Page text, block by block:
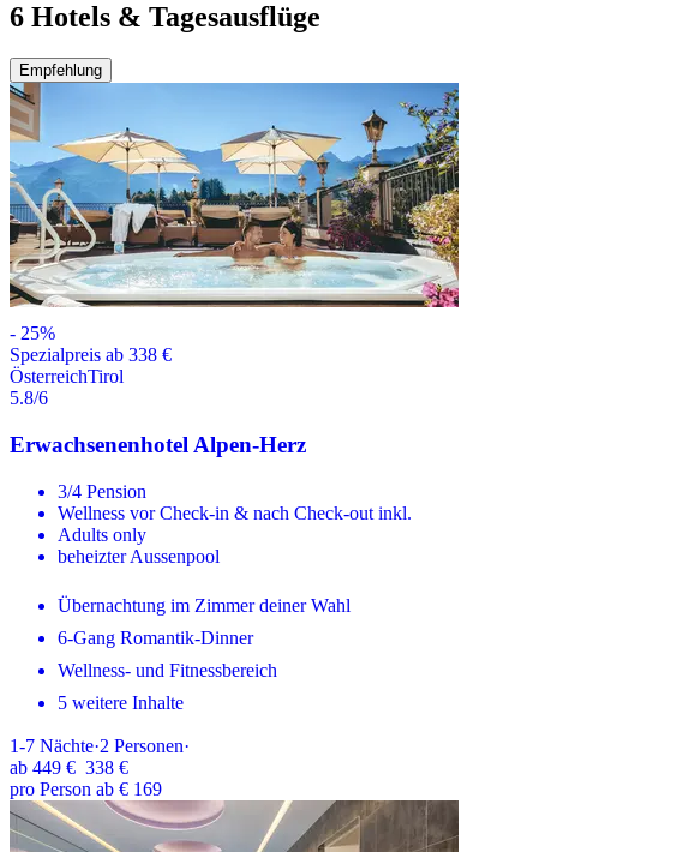
6 Hotels & Tagesausflüge
Empfehlung
- 25%
Spezialpreis ab 338 €
ÖsterreichTirol
5.8/6
Erwachsenenhotel Alpen-Herz
3/4 Pension
Wellness vor Check-in & nach Check-out inkl.
Adults only
beheizter Aussenpool
Übernachtung im Zimmer deiner Wahl
6-Gang Romantik-Dinner
Wellness- und Fitnessbereich
5 weitere Inhalte
1-7 Nächte·2 Personen·
ab 449 € 338 €
pro Person ab € 169